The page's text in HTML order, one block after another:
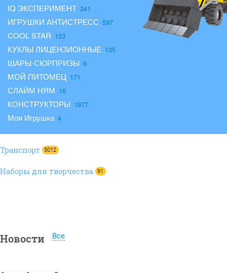
IQ ЭКСПЕРИМЕНТ
ИГРУШКИ АНТИСТРЕСС
COOL STAR
КУКЛЫ ЛИЦЕНЗИОННЫЕ
ШАРЫ-СЮРПРИЗЫ
МОЙ ПИТОМЕЦ
СЛАЙМ НЯМ
КОНСТРУКТОРЫ
Моя Игрушка
Транспорт 5012
Наборы для творчества 91
Новости Все